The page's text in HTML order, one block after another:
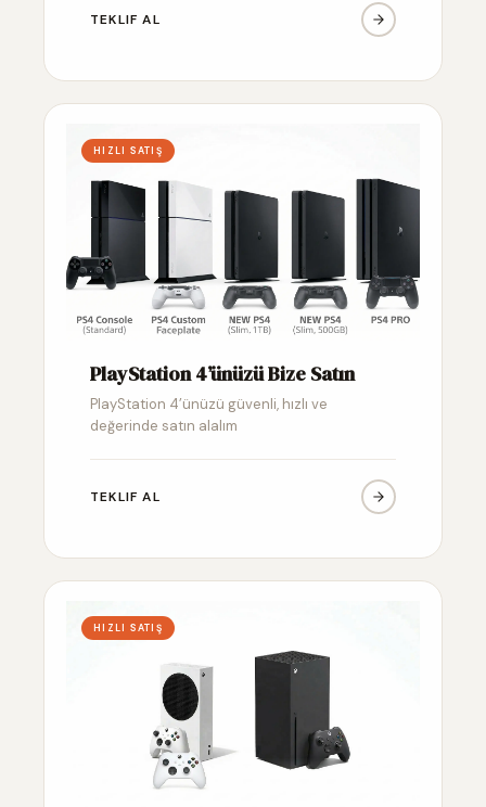
TEKLIF AL
HIZLI SATIŞ
PlayStation 4’ünüzü Bize Satın
PlayStation 4’ünüzü güvenli, hızlı ve
değerinde satın alalım
TEKLIF AL
HIZLI SATIŞ